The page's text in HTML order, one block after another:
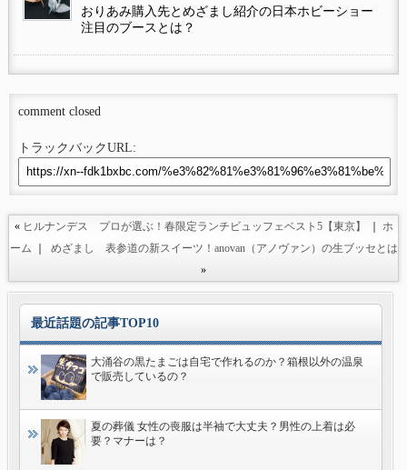
おりあみ購入先とめざまし紹介の日本ホビーショー
注目のブースとは？
comment closed
トラックバックURL:
« ヒルナンデス プロが選ぶ！春限定ランチビュッフェベスト5【東京】 ｜ ホ
ーム ｜ めざまし 表参道の新スイーツ！anovan（アノヴァン）の生ブッセとは
»
最近話題の記事TOP10
大涌谷の黒たまごは自宅で作れるのか？箱根以外の温泉
で販売しているの？
夏の葬儀 女性の喪服は半袖で大丈夫？男性の上着は必
要？マナーは？